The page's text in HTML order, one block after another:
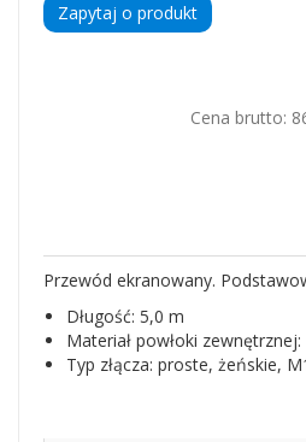
Zapytaj o produkt
Cena brutto:
Przewód ekranowany.
Długość: 5,0 m
Materiał powłoki zewnętrznej:
Typ złącza: proste, żeńskie,